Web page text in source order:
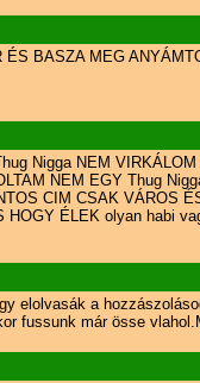
BASZA MEG
Nigga NEM
NEM EGY Thug
CIM CSAK
ÉLEK olyan habi
elolvasák a
fussunk már össe